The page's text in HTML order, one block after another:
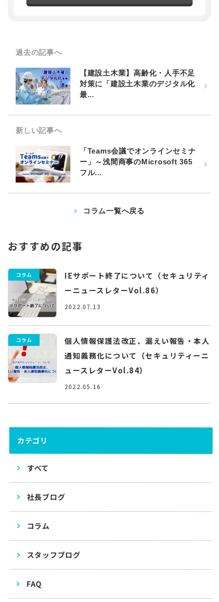
過去の記事へ
【建設土木業】高齢化・人手不足
対策に「建設土木業のデジタル化
最...
新しい記事へ
「Teams会議でオンラインセミナ
ー」～浅間商事のMicrosoft 365
フル...
コラム一覧へ戻る
おすすめの記事
コラム
IEサポート終了について（セキュリティ
ーニュースレターVol.86）
2022.07.13
コラム
個人情報保護法改正、漏えい報告・本人
通知義務化について（セキュリティーニ
ュースレターVol.84）
2022.05.16
カテゴリ
すべて
社長ブログ
コラム
スタッフブログ
FAQ